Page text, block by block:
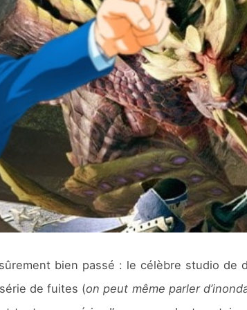
bien passé : le célèbre studio de
de fuites (on peut même parler